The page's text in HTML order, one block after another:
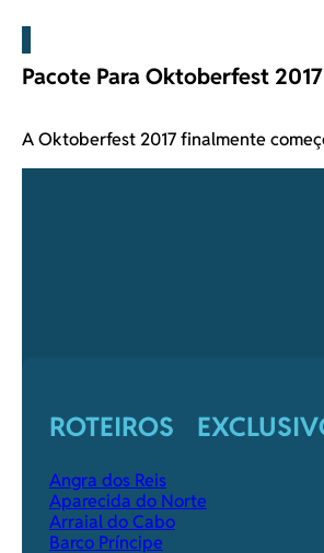
Pacote Para Oktoberfest
A Oktoberfest 2017 finalmente
ROTEIROS
Angra dos Reis
Aparecida do Norte
Arraial do Cabo
Barco Príncipe